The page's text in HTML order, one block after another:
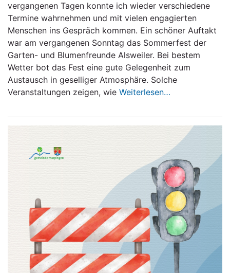
vergangenen Tagen konnte ich wieder verschiedene
Termine wahrnehmen und mit vielen engagierten
Menschen ins Gespräch kommen. Ein schöner Auftakt
war am vergangenen Sonntag das Sommerfest der
Garten- und Blumenfreunde Alsweiler. Bei bestem
Wetter bot das Fest eine gute Gelegenheit zum
Austausch in geselliger Atmosphäre. Solche
Veranstaltungen zeigen, wie Weiterlesen…